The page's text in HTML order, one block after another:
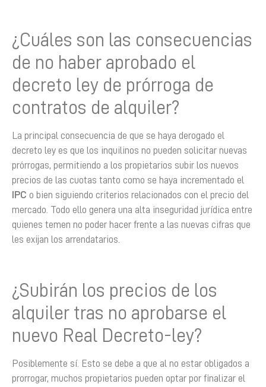
¿Cuáles son las consecuencias
de no haber aprobado el
decreto ley de prórroga de
contratos de alquiler?
La principal consecuencia de que se haya derogado el
decreto ley es que los inquilinos no pueden solicitar nuevas
prórrogas, permitiendo a los propietarios subir los nuevos
precios de las cuotas tanto como se haya incrementado el
IPC o bien siguiendo criterios relacionados con el precio del
mercado. Todo ello genera una alta inseguridad jurídica entre
quienes temen no poder hacer frente a las nuevas cifras que
les exijan los arrendatarios.
¿Subirán los precios de los
alquiler tras no aprobarse el
nuevo Real Decreto-ley?
Posiblemente sí. Esto se debe a que al no estar obligados a
prorrogar, muchos propietarios pueden optar por finalizar el